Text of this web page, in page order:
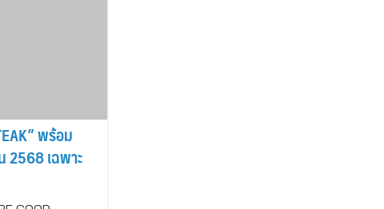
พร้อม
2568 เฉพาะ